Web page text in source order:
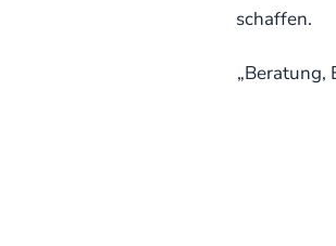
schaffen.
„Beratung,